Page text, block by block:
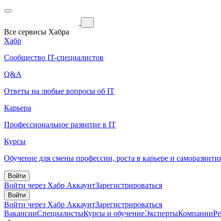
Все сервисы Хабра
Хабр
Сообщество IT-специалистов
Q&A
Ответы на любые вопросы об IT
Карьера
Профессиональное развитие в IT
Курсы
Обучение для смены профессии, роста в карьере и
Войти
Войти через Хабр АккаунтЗарегистрироваться
Войти
Войти через Хабр АккаунтЗарегистрироваться
ВакансииСпециалистыКурсы и обучениеЭкспертыКомпании